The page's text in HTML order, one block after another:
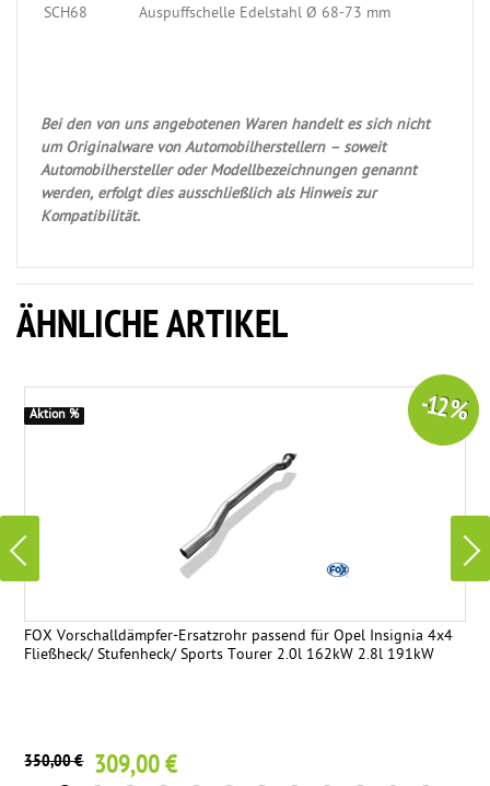
SCH68
Auspuffschelle Edelstahl Ø 68-73 mm
Bei den von uns angebotenen Waren handelt es sich nicht
um Originalware von Automobilherstellern – soweit
Automobilhersteller oder Modellbezeichnungen genannt
werden, erfolgt dies ausschließlich als Hinweis zur
Kompatibilität.
ÄHNLICHE ARTIKEL
FOX Vorschalldämpfer-Ersatzrohr passend für Opel Insignia 4x4
Fließheck/ Stufenheck/ Sports Tourer 2.0l 162kW 2.8l 191kW
350,00 € 309,00 €
-12 %
Aktion %